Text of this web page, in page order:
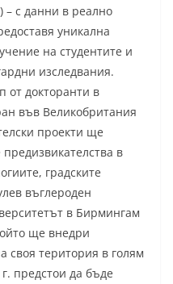
с данни в реално
уникална
на студентите и
изследвания.
от докторанти в
във Великобритания
проекти ще
в
градските
въглероден
в Бирмингам
ще внедри
своя територия в голям
предстои да бъде